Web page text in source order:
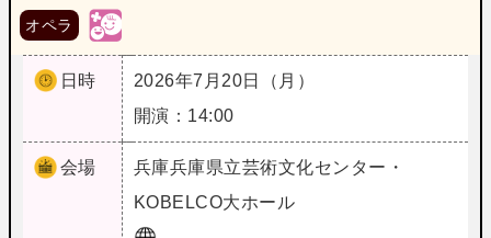
オペラ
日時
2026年7月20日（月）
開演：14:00
会場 兵庫兵庫県立芸術文化センター・
KOBELCO大ホール